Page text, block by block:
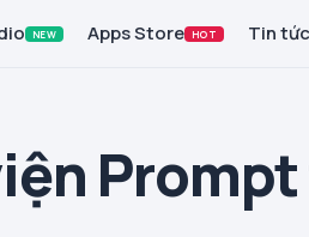
NEW Apps Store HOT Tin tức